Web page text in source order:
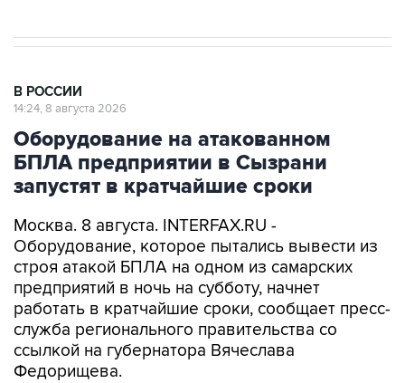
В РОССИИ
14:24, 8 августа 2026
Оборудование на атакованном
БПЛА предприятии в Сызрани
запустят в кратчайшие сроки
Москва. 8 августа. INTERFAX.RU -
Оборудование, которое пытались вывести из
строя атакой БПЛА на одном из самарских
предприятий в ночь на субботу, начнет
работать в кратчайшие сроки, сообщает пресс-
служба регионального правительства со
ссылкой на губернатора Вячеслава
Федорищева.